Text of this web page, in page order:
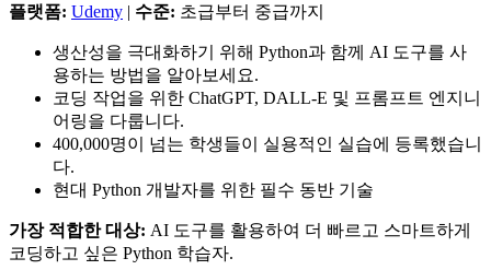
플랫폼: Udemy | 수준: 초급부터 중급까지
생산성을 극대화하기 위해 Python과 함께 AI 도구를 사
용하는 방법을 알아보세요.
코딩 작업을 위한 ChatGPT, DALL-E 및 프롬프트 엔지니
어링을 다룹니다.
400,000명이 넘는 학생들이 실용적인 실습에 등록했습니
다.
현대 Python 개발자를 위한 필수 동반 기술
가장 적합한 대상: AI 도구를 활용하여 더 빠르고 스마트하게
코딩하고 싶은 Python 학습자.